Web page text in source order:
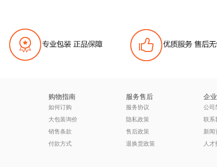
购物指南
如何订购
大包装询价
销售条款
付款方式
服务售后
服务协议
隐私政策
售后政策
退换货政策
企
公司
联系
新闻
人才